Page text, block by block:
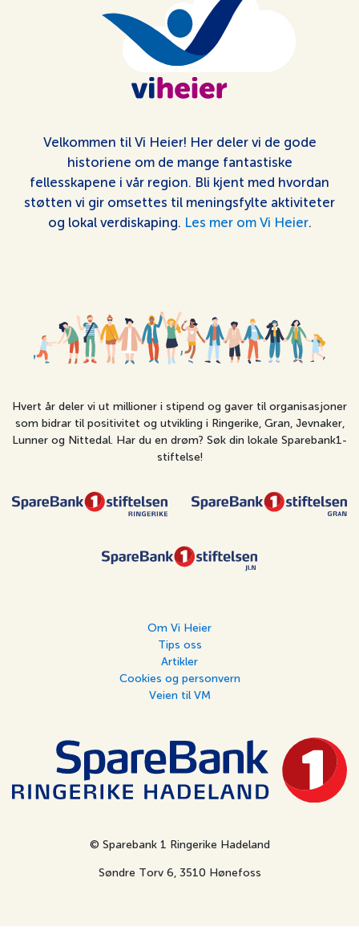
Velkommen til Vi Heier! Her deler vi de gode
historiene om de mange fantastiske
fellesskapene i vår region. Bli kjent med hvordan
støtten vi gir omsettes til meningsfylte aktiviteter
og lokal verdiskaping. Les mer om Vi Heier.
Hvert år deler vi ut millioner i stipend og gaver til organisasjoner
som bidrar til positivitet og utvikling i Ringerike, Gran, Jevnaker,
Lunner og Nittedal. Har du en drøm? Søk din lokale Sparebank1-
stiftelse!
Om Vi Heier
Tips oss
Artikler
Cookies og personvern
Veien til VM
© Sparebank 1 Ringerike Hadeland
Søndre Torv 6, 3510 Hønefoss